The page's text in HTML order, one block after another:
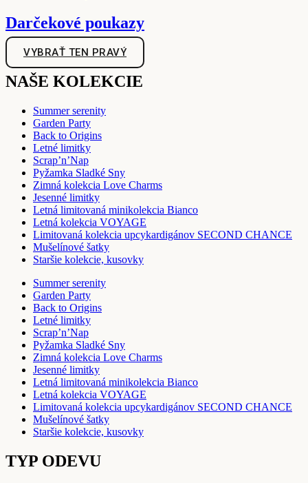
Darčekové poukazy
VYBRAŤ TEN PRAVÝ
NAŠE KOLEKCIE
Summer serenity
Garden Party
Back to Origins
Letné limitky
Scrap’n’Nap
Pyžamka Sladké Sny
Zimná kolekcia Love Charms
Jesenné limitky
Letná limitovaná minikolekcia Bianco
Letná kolekcia VOYAGE
Limitovaná kolekcia upcykardigánov SECOND CHANCE
Mušelínové šatky
Staršie kolekcie, kusovky
Summer serenity
Garden Party
Back to Origins
Letné limitky
Scrap’n’Nap
Pyžamka Sladké Sny
Zimná kolekcia Love Charms
Jesenné limitky
Letná limitovaná minikolekcia Bianco
Letná kolekcia VOYAGE
Limitovaná kolekcia upcykardigánov SECOND CHANCE
Mušelínové šatky
Staršie kolekcie, kusovky
TYP ODEVU